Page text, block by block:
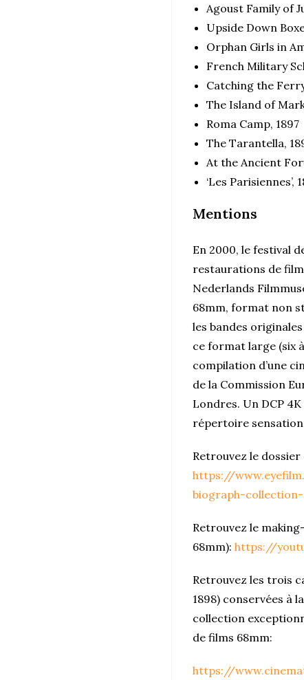
Agoust Family of
Upside Down
Orphan Girls in
French Military
Catching the
The Island of
Roma Camp, 1897
The Tarantella,
At the Ancient
‘Les
Mentions
En 2000, le festival
restaurations de
Nederlands
68mm, format non
les bandes
ce format large (six
compilation d’une
de la Commission
Londres. Un DCP
répertoire
Retrouvez le
https://
biograph-
Retrouvez le
68mm): https://
Retrouvez les trois
1898) conservées à
collection
de films 68mm:
https://